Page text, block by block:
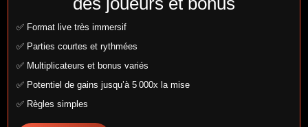
✅ Format live très immersif
✅ Parties courtes et rythmées
✅ Multiplicateurs et bonus variés
✅ Potentiel de gains jusqu’à 5 000x la mise
✅ Règles simples